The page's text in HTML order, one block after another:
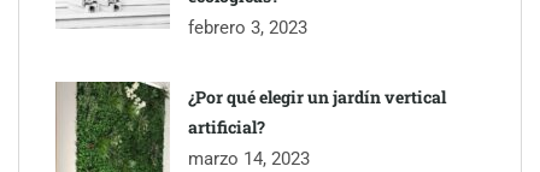
febrero 3, 2023
¿Por qué elegir un jardín vertical
artificial?
marzo 14, 2023